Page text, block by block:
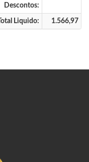
Descontos:
Total Liquido: 1.566,97